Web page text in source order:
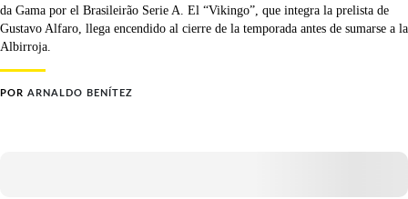
da Gama por el Brasileirão Serie A. El “Vikingo”, que integra la prelista de
Gustavo Alfaro, llega encendido al cierre de la temporada antes de sumarse a la
Albirroja.
POR ARNALDO BENÍTEZ